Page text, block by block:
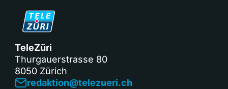
TeleZüri
Thurgauerstrasse 80
8050 Zürich
redaktion@telezueri.ch